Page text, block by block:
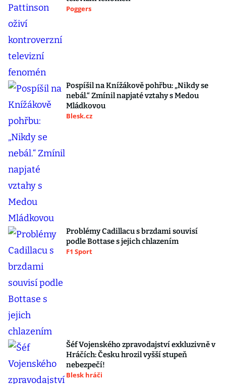
Poggers
Pospíšil na Knížákově pohřbu: „Nikdy se
nebál.“ Zmínil napjaté vztahy s Medou
Mládkovou
Blesk.cz
Problémy Cadillacu s brzdami souvisí
podle Bottase s jejich chlazením
F1 Sport
Šéf Vojenského zpravodajství exkluzivně v
Hráčích: Česku hrozil vyšší stupeň
nebezpečí!
Blesk hráči